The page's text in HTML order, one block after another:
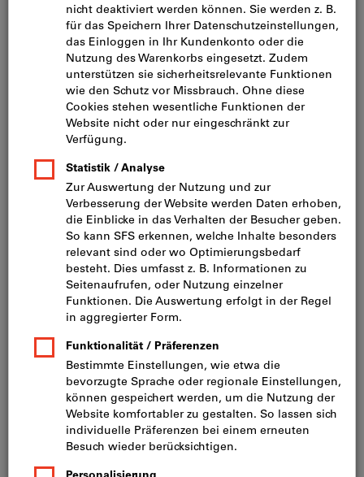
Bild zum Vergrößern anklicken
Setpreis 10 Stück (CHF 0.85 / 1 Stück)
inkl. MwSt. zzgl. Versandkosten
Netto: CHF 7.90
Breite (mm):
14 22